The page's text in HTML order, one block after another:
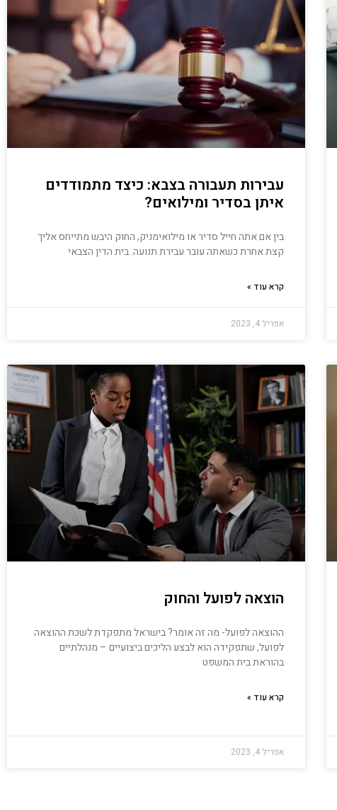
עבירות תעבורה בצבא: כיצד מתמודדים
איתן בסדיר ומילואים?
בין אם אתה חייל סדיר או מילואימניק, החוק היבש מתייחס אליך
קצת אחרת כשאתה עובר עבירת תנועה. בית הדין הצבאי
קרא עוד »
אפריל 4, 2023
הוצאה לפועל והחוק
ההוצאה לפועל- מה זה אומר? בישראל מתפקדת לשכת ההוצאה
לפועל, שתפקידה הוא לבצע הליכים ביצועיים – מנהלתיים
בהוראת בית המשפט
קרא עוד »
אפריל 4, 2023